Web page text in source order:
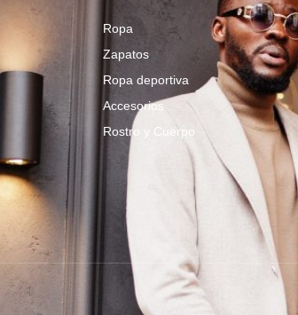
Ropa
Zapatos
Ropa deportiva
Accesorios
Rostro y Cuerpo